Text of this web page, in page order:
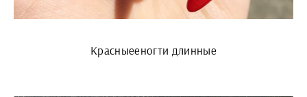
Красныееногти длинные